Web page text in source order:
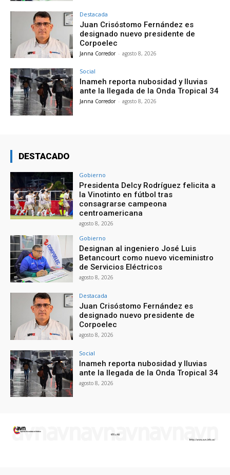
Destacada
Juan Crisóstomo Fernández es
designado nuevo presidente de
Corpoelec
Janna Corredor - agosto 8, 2026
Social
Inameh reporta nubosidad y lluvias
ante la llegada de la Onda Tropical 34
Janna Corredor - agosto 8, 2026
DESTACADO
Gobierno
Presidenta Delcy Rodríguez felicita a
la Vinotinto en fútbol tras
consagrarse campeona
centroamericana
agosto 8, 2026
Gobierno
Designan al ingeniero José Luis
Betancourt como nuevo viceministro
de Servicios Eléctricos
agosto 8, 2026
Destacada
Juan Crisóstomo Fernández es
designado nuevo presidente de
Corpoelec
agosto 8, 2026
Social
Inameh reporta nubosidad y lluvias
ante la llegada de la Onda Tropical 34
agosto 8, 2026